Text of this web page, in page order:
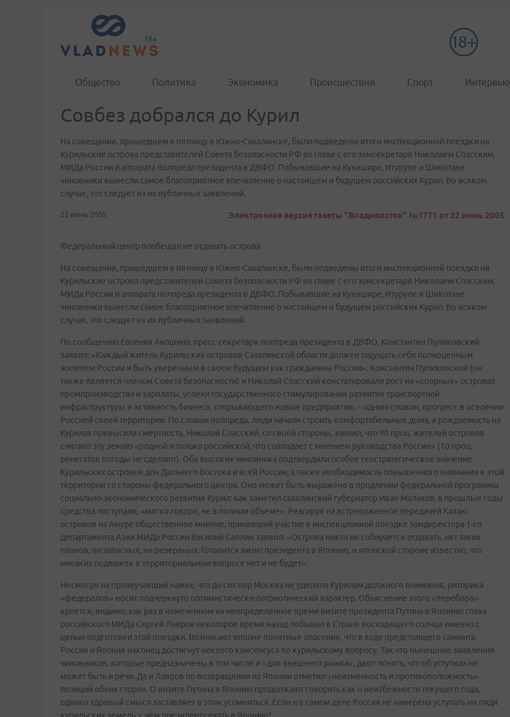
Общество Политика Экономика Происшествия Спорт Интервью
Совбез добрался до Курил
На совещании, прошедшем в пятницу в Южно-Сахалинске, были подведены итоги инспекционной поездки на
Курильские острова представителей Совета безопасности РФ во главе с его замсекретаря Николаем Спасским,
МИДа России и аппарата полпреда президента в ДВФО. Побывавшие на Кунашире, Итурупе и Шикотане
чиновники вынесли самое благоприятное впечатление о настоящем и будущем российских Курил. Во всяком
случае, это следует из их публичных заявлений.
22 июнь 2005 Электронная версия газеты "Владивосток" №1771 от 22 июнь 2005
Федеральный центр пообещал не отдавать острова
На совещании, прошедшем в пятницу в Южно-Сахалинске, были подведены итоги инспекционной поездки на
Курильские острова представителей Совета безопасности РФ во главе с его замсекретаря Николаем Спасским,
МИДа России и аппарата полпреда президента в ДВФО. Побывавшие на Кунашире, Итурупе и Шикотане
чиновники вынесли самое благоприятное впечатление о настоящем и будущем российских Курил. Во всяком
случае, это следует из их публичных заявлений.
По сообщению Евгения Аношина, пресс-секретаря полпреда президента в ДВФО, Константин Пуликовский
заявил: «Каждый житель Курильских островов Сахалинской области должен ощущать себя полноценным
жителем России и быть уверенным в своем будущем как гражданина России». Константин Пуликовский (он
также является членом Совета безопасности) и Николай Спасский констатировали рост на «спорных» островах
промпроизводства и зарплаты, успехи государственного стимулирования развития транспортной
инфраструктуры и активность бизнеса, открывающего новые предприятия, – одним словом, прогресс в освоении
Россией своей территории. По словам полпреда, люди начали строить комфортабельные дома, а рождаемость на
Курилах превысила смертность. Николай Спасский, со своей стороны, заявил, что 90 проц. жителей островов
считают эту землю «родной и только российской, что совпадает с мнением руководства России» (10 проц.
ренегатов погоды не сделают). Оба высоких чиновника подтвердили особое геостратегическое значение
Курильских островов для Дальнего Востока и всей России, а также необходимость повышенного внимания к этой
территории со стороны федерального центра. Оно может быть выражено в продлении федеральной программы
социально-экономического развития Курил: как заметил сахалинский губернатор Иван Малахов, в прошлые годы
средства поступали, «мягко говоря, не в полном объеме». Реагируя на встревоженное передачей Китаю
островов на Амуре общественное мнение, принявший участие в инспекционной поездке замдиректора 1-го
департамента Азии МИДа России Василий Саплин заявил: «Острова никто не собирается отдавать, нет таких
планов, ни запасных, ни резервных. Готовится визит президента в Японию, и японской стороне известно, что
никаких подвижек в территориальном вопросе нет и не будет».
Несмотря на прозвучавший намек, что до сих пор Москва не уделяла Курилам должного внимания, риторика
«федералов» носит подчеркнуто оптимистически-патриотический характер. Объяснение этого «перебора»
кроется, видимо, как раз в намеченном на неопределенное время визите президента Путина в Японию: глава
российского МИДа Сергей Лавров некоторое время назад побывал в Стране восходящего солнца именно с
целью подготовки этой поездки. Возникают вполне понятные опасения, что в ходе предстоящего саммита
Россия и Япония наконец достигнут некоего консенсуса по курильскому вопросу. Так что нынешние заявления
чиновников, которые предназначены в том числе и «для внешнего рынка», дают понять, что об уступках не
может быть и речи. Да и Лавров по возвращении из Японии отметил «неизменность и противоположность»
позиций обеих сторон. О визите Путина в Японию продолжают говорить как о неизбежности текущего года,
однако здравый смысл заставляет в этом усомниться. Если и в самом деле Россия не намерена уступать ни пяди